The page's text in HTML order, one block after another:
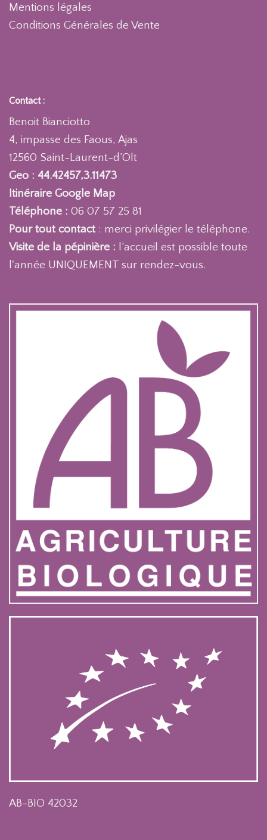
Mentions légales
Conditions Générales de Vente
Contact :
Benoit Bianciotto
4, impasse des Faous, Ajas
12560 Saint-Laurent-d’Olt
Geo : 44.42457,3.11473
Itinéraire Google Map
Téléphone : 06 07 57 25 81
Pour tout contact : merci privilégier le téléphone.
Visite de la pépinière : l’accueil est possible toute
l'année UNIQUEMENT sur rendez-vous.
AB-BIO 42032